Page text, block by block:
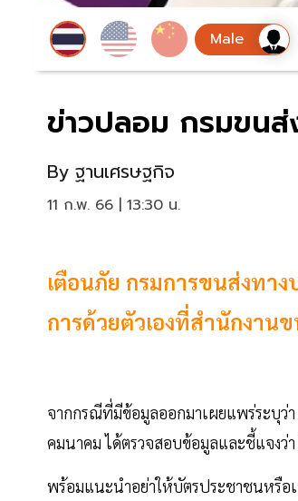
ข่าวปลอม กรมขนส่
By ฐานเศรษฐกิจ
11 ก.พ. 66 | 13:30 น.
เตือนภัย กรมการขนส่งทา
การด้วยตัวเองที่สำนักงาน
จากกรณีที่มีข้อมูลออกมาเผยแพร่ระบุว่
คมนาคม ได้ตรวจสอบข้อมูลและชี้แจงว่
พร้อมแนะนำอย่าให้บัตรประชาชนหรือ